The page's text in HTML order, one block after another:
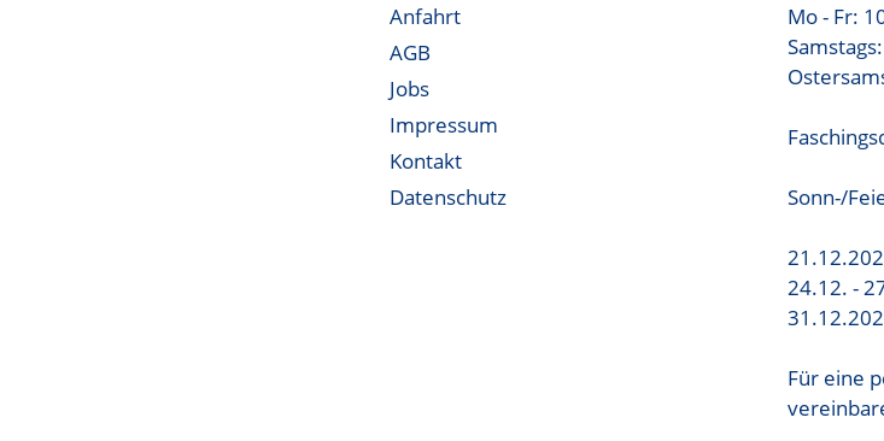
Anfahrt
AGB
Jobs
Impressum
Kontakt
Datenschutz
Mo - Fr:
Sonn-/
24.12. -
Für eine